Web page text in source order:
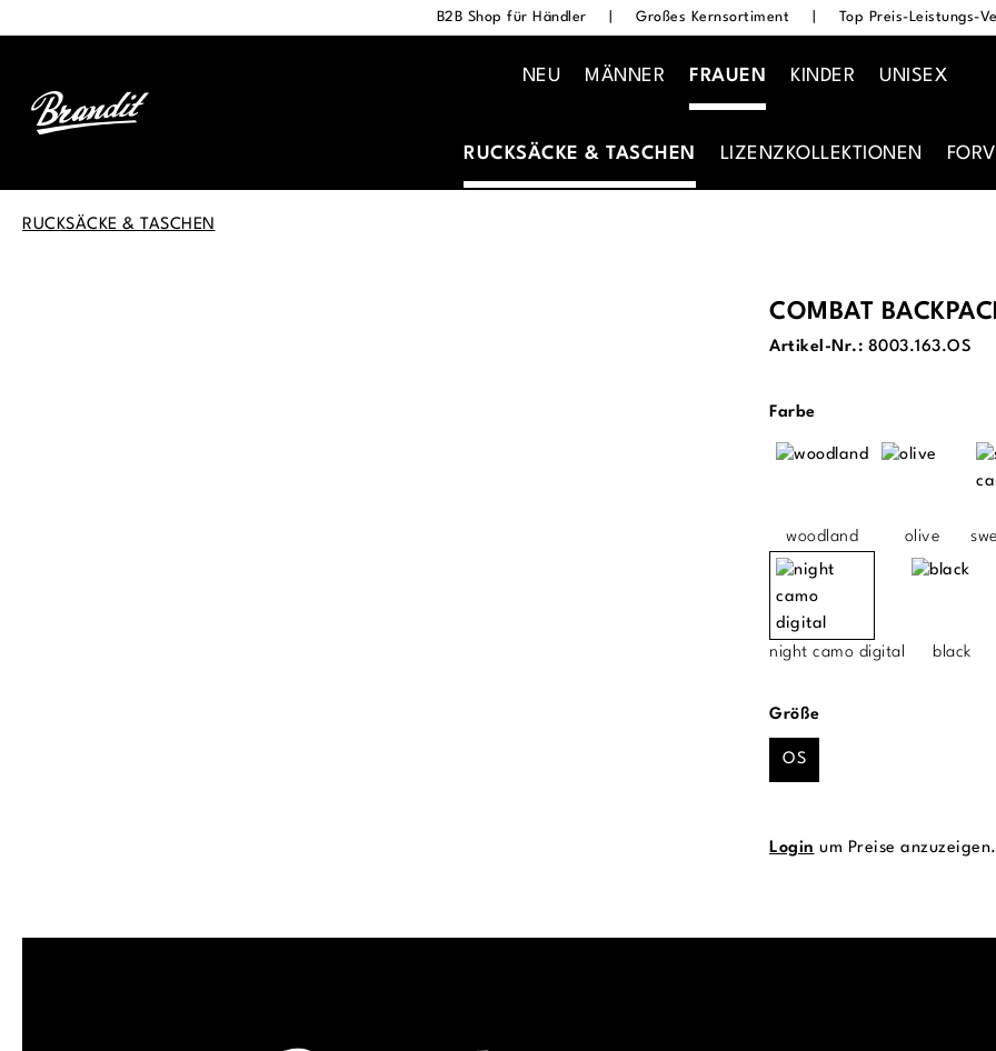
B2B Shop für Händler Großes Kernsortiment Top Preis-Leistungs-
NEU MÄNNER FRAUEN KINDER UNISEX
RUCKSÄCKE & TASCHEN LIZENZKOLLEKTIONEN
RUCKSÄCKE & TASCHEN
COMBAT
Artikel-Nr.: 8003.163.OS
Farbeauswählen
woodland olive
night camo digital black
Größeauswählen
OS
Login um Preise anzuzeigen.